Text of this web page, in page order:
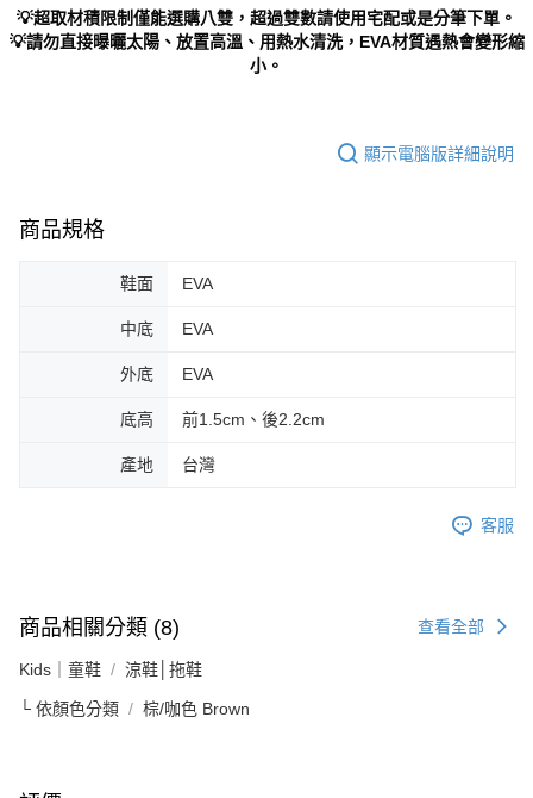
💡超取材積限制僅能選購八雙，超過雙數請使用宅配或是分筆下單。
💡請勿直接曝曬太陽、放置高溫、用熱水清洗，EVA材質遇熱會變形縮
小。
顯示電腦版詳細說明
商品規格
鞋面 EVA
中底 EVA
外底 EVA
底高 前1.5cm、後2.2cm
產地 台灣
客服
商品相關分類 (8) 查看全部
Kids｜童鞋 涼鞋│拖鞋
└ 依顏色分類 棕/咖色 Brown